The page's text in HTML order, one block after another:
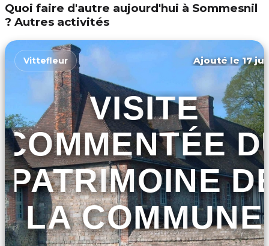
Quoi faire d'autre aujourd'hui à Sommesnil
? Autres activités
Vittefleur Ajouté le 17
VISITE
COMMENTÉE
PATRIMOINE
LA COMMUNE